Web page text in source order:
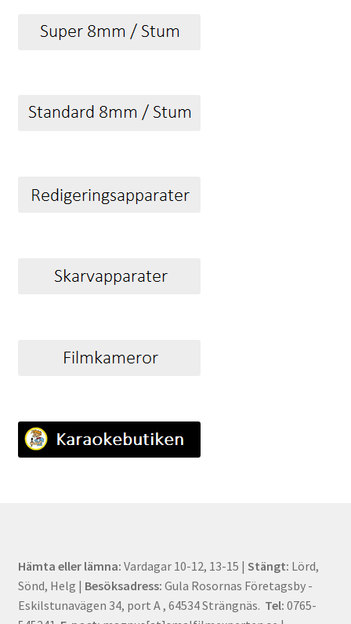
Hämta eller lämna: Vardagar 10-12, 13-15 | Stängt: Lörd,
Sönd, Helg | Besöksadress: Gula Rosornas Företagsby -
Eskilstunavägen 34, port A , 64534 Strängnäs. Tel: 0765-